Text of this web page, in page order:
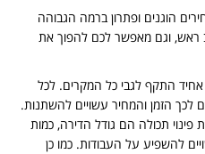
הוגנים ופתרון ברמה הגבוהה
ראש, וגם מאפשר לכם להפוך את
אחיד התקף לגבי כל המקרים. לכל
הזמן והמחיר עשויים להשתנות.
פינוי תכולה הם גודל הדירה, כמות
להשפיע על העבודות. כמו כן